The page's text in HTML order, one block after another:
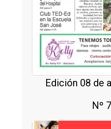
Edición 08 de
Nº